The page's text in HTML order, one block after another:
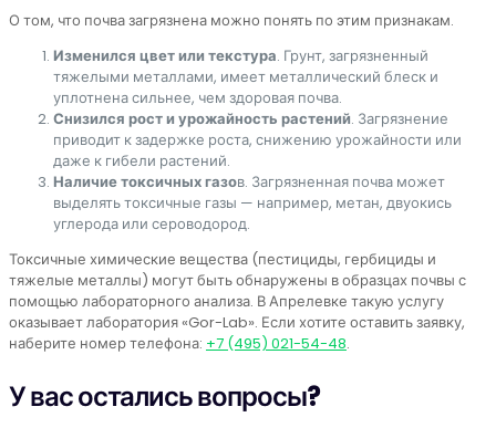
О том, что почва загрязнена можно понять по этим признакам.
Изменился цвет или текстура. Грунт, загрязненный
тяжелыми металлами, имеет металлический блеск и
уплотнена сильнее, чем здоровая почва.
Снизился рост и урожайность растений. Загрязнение
приводит к задержке роста, снижению урожайности или
даже к гибели растений.
Наличие токсичных газов. Загрязненная почва может
выделять токсичные газы — например, метан, двуокись
углерода или сероводород.
Токсичные химические вещества (пестициды, гербициды и
тяжелые металлы) могут быть обнаружены в образцах почвы с
помощью лабораторного анализа. В Апрелевке такую услугу
оказывает лаборатория «Gor-Lab». Если хотите оставить заявку,
наберите номер телефона: +7 (495) 021-54-48.
У вас остались вопросы?